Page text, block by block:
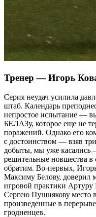
Тренер — Игорь
Серия неудач усилила
штаб. Календарь
непростое испытание —
БЕЛАЗу, которое еще не
поражений. Однако его
с достоинством — взяв
добыты, мы уже касались
решительные новшества в
обратим. Во-первых,
Максиму Белову, доверил
игровой практики
Сергею Пушнякову место
произведенные в
гродненцев.